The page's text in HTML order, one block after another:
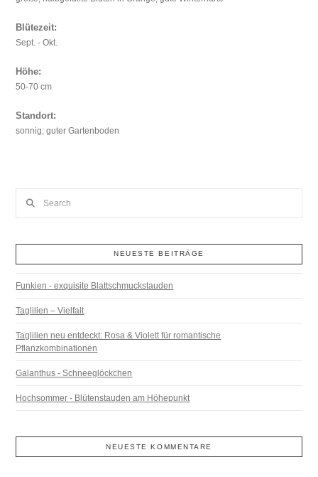
Blütezeit:
Sept. - Okt.
Höhe:
50-70 cm
Standort:
sonnig; guter Gartenboden
NEUESTE BEITRÄGE
Funkien - exquisite Blattschmuckstauden
Taglilien – Vielfalt
Taglilien neu entdeckt: Rosa & Violett für romantische
Pflanzkombinationen
Galanthus - Schneeglöckchen
Hochsommer - Blütenstauden am Höhepunkt
NEUESTE KOMMENTARE